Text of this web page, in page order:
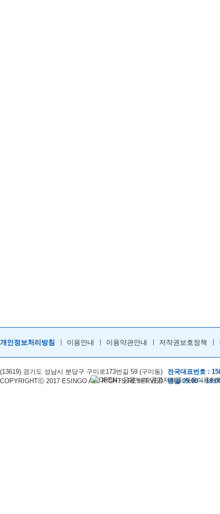
개인정보처리방침 이용안내 이용약관안내 저작권보호정책
(13619) 경기도 성남시 분당구 구미로173번길 59 (구미동)
전국대표번호 :
평일 09:00 ~
COPYRIGHTⓒ 2017 ESINGO ALL RIGHTS RESERVED.